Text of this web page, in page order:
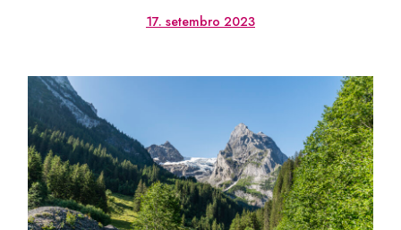
17. setembro 2023